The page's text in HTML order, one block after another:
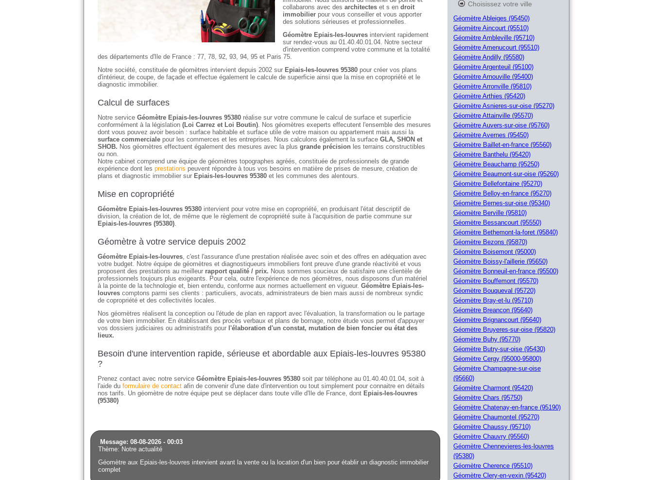
collabarons avec des architectes et s en droit
immobilier pour vous conseiller et vous apporter
des solutions sérieuses et professionnelles.
Géomètre Epiais-les-louvres intervient rapidement
sur rendez-vous au 01.40.40.01.04. Notre secteur
d'intervention comprend votre commune et la totalité
des départements d'Ile de France : 77, 78, 92, 93, 94, 95 et Paris 75.
Notre société, constituée de géomètres intervient depuis 2002 sur Epiais-les-louvres 95380 pour créer vos plans
d'intérieur, de coupe, de façade et effectue également le calcule de superficie ainsi que la mise en copropriété et le
diagnostic immobilier.
Calcul de surfaces
Notre service Géomètre Epiais-les-louvres 95380 réalise sur votre commune le calcul de surface et superficie
conformément à la législation (Loi Carrez et Loi Boutin). Nos géomètres exeperts effecutent l'ensemble des mesures
dont vous pouvez avoir besoin : surface habitable et surface utile de votre maison ou appartement mais aussi la
surface commerciale pour les commerces et les entreprises. Nous calculons également la surface GLA, SHON et
SHOB. Nos géomètres effectuent également des mesures avec la plus grande précision les terrains constructibles
ou non.
Notre cabinet comprend une équipe de géomètres topographes agréés, constituée de professionnels de grande
expérience dont les prestations peuvent répondre à tous vos besoins en matière de prises de mesure, création de
plans et diagnostic immobilier sur Epiais-les-louvres 95380 et les communes des alentours.
Mise en copropriété
Géomètre Epiais-les-louvres 95380 intervient pour votre mise en copropriété, en produisant l'état descriptif de
division, la création de lot, de même que le règlement de copropriété suite à l'acquisition de partie commune sur
Epiais-les-louvres (95380).
Géomètre à votre service depuis 2002
Géomètre Epiais-les-louvres, c'est l'assurance d'une prestation réalisée avec soin et des offres en adéquation avec
votre budget. Notre équipe de géomètres et diagnostiqueurs immobiliers font preuve d'une grande réactivité et vous
proposent des prestations au meilleur rapport qualité / prix. Nous sommes soucieux de satisfaire une clientèle de
professionnels toujours plus exigeants. Pour cela, outre l'expérience de nos géomètres, nous disposons d'un matériel
à la pointe de la technologie et, bien entendu, conforme aux normes actuellement en vigueur. Géomètre Epiais-les-
louvres comptons parmi ses clients : particuliers, avocats, administrateurs de bien mais aussi de nombreux syndic
de copropriété et des collectivités locales.
Nos géomètres réalisent la conception ou l'étude de plan en rapport avec l'évaluation, la transformation ou le partage
de votre bien immobilier. En établissant des procès verbaux et plans de bornage, notre étude vous permet d'appuyer
vos dossiers judiciaires ou administratifs pour l'élaboration d'un constat, mutation de bien foncier ou état des
lieux.
Besoin d'une intervention rapide, sérieuse et abordable aux Epiais-les-louvres 95380
?
Prenez contact avec notre service Géomètre Epiais-les-louvres 95380 soit par téléphone au 01.40.40.01.04, soit à
l'aide du formulaire de contact afin de convenir d'une date d'intervention ou tout simplement pour connaitre en détails
nos tarifs. Un géomètre de notre équipe peut se déplacer dans toute ville d'Ile de France, dont Epiais-les-louvres
(95380)
Message: 08-08-2026 - 00:03
Thème: Notre actualité
Géomètre aux Epiais-les-louvres intervient avant la vente ou la location d'un bien pour établir un diagnostic immobilier
complet
Choisissez votre ville
Géomètre Ableiges (95450)
Géomètre Aincourt (95510)
Géomètre Ambleville (95710)
Géomètre Amenucourt (95510)
Géomètre Andilly (95580)
Géomètre Argenteuil (95100)
Géomètre Arnouville (95400)
Géomètre Arronville (95810)
Géomètre Arthies (95420)
Géomètre Asnieres-sur-oise (95270)
Géomètre Attainville (95570)
Géomètre Auvers-sur-oise (95760)
Géomètre Avernes (95450)
Géomètre Baillet-en-france (95560)
Géomètre Banthelu (95420)
Géomètre Beauchamp (95250)
Géomètre Beaumont-sur-oise (95260)
Géomètre Bellefontaine (95270)
Géomètre Belloy-en-france (95270)
Géomètre Bernes-sur-oise (95340)
Géomètre Berville (95810)
Géomètre Bessancourt (95550)
Géomètre Bethemont-la-foret (95840)
Géomètre Bezons (95870)
Géomètre Boisemont (95000)
Géomètre Boissy-l'aillerie (95650)
Géomètre Bonneuil-en-france (95500)
Géomètre Bouffemont (95570)
Géomètre Bouqueval (95720)
Géomètre Bray-et-lu (95710)
Géomètre Breancon (95640)
Géomètre Brignancourt (95640)
Géomètre Bruyeres-sur-oise (95820)
Géomètre Buhy (95770)
Géomètre Butry-sur-oise (95430)
Géomètre Cergy (95000-95800)
Géomètre Champagne-sur-oise
(95660)
Géomètre Charmont (95420)
Géomètre Chars (95750)
Géomètre Chatenay-en-france (95190)
Géomètre Chaumontel (95270)
Géomètre Chaussy (95710)
Géomètre Chauvry (95560)
Géomètre Chennevieres-les-louvres
(95380)
Géomètre Cherence (95510)
Géomètre Clery-en-vexin (95420)